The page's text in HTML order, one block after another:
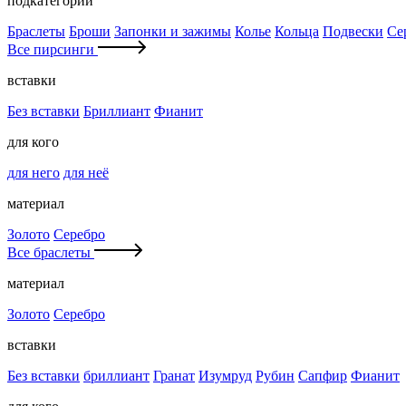
Браслеты Броши Запонки и зажимы Колье Кольца Подвески
Все пирсинги
вставки
Без вставки Бриллиант Фианит
для кого
для него для неё
материал
Золото Серебро
Все браслеты
материал
Золото Серебро
вставки
Без вставки бриллиант Гранат Изумруд Рубин Сапфир Фианит